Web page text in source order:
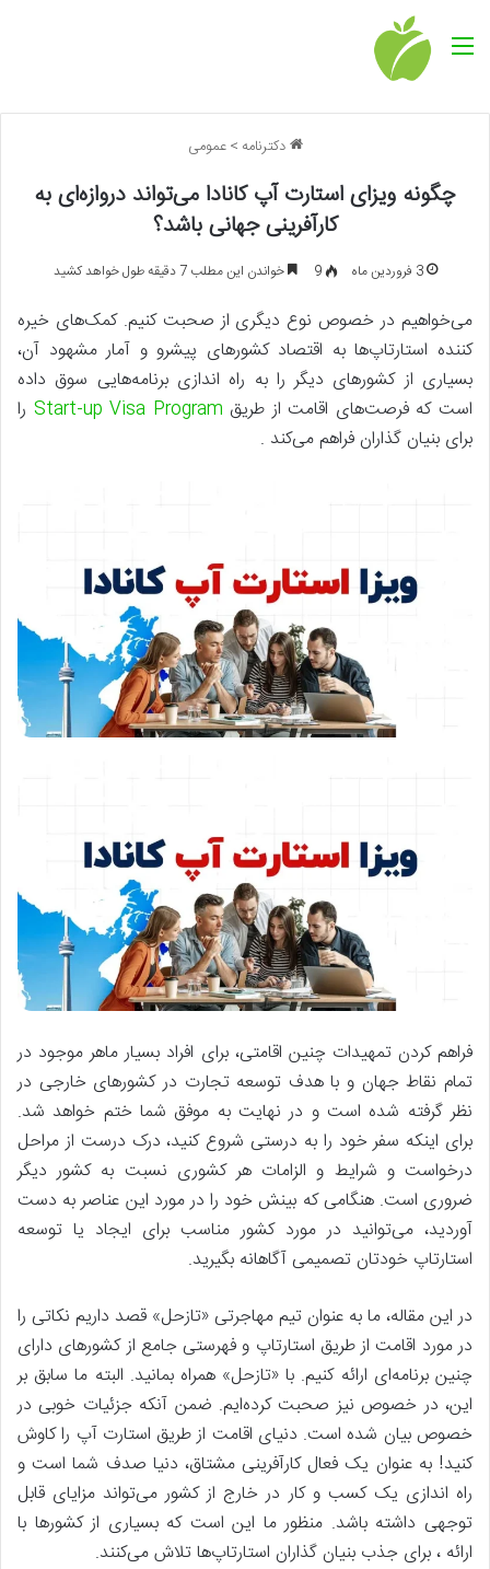
منو
دکترنامه > عمومی
چگونه ویزای استارت آپ کانادا می‌تواند دروازه‌ای به
کارآفرینی جهانی باشد؟
3 فروردین ماه 9 خواندن این مطلب 7 دقیقه طول خواهد کشید
می‌خواهیم در خصوص نوع دیگری از صحبت کنیم. کمک‌های خیره
کننده استارتاپ‌ها به اقتصاد کشورهای پیشرو و آمار مشهود آن،
بسیاری از کشورهای دیگر را به راه اندازی برنامه‌هایی سوق داده
است که فرصت‌های اقامت از طریق Start-up Visa Program را
برای بنیان گذاران فراهم می‌کند .
فراهم کردن تمهیدات چنین اقامتی، برای افراد بسیار ماهر موجود در
تمام نقاط جهان و با هدف توسعه تجارت در کشورهای خارجی در
نظر گرفته شده است و در نهایت به موفق شما ختم خواهد شد.
برای اینکه سفر خود را به درستی شروع کنید، درک درست از مراحل
درخواست و شرایط و الزامات هر کشوری نسبت به کشور دیگر
ضروری است. هنگامی که بینش خود را در مورد این عناصر به دست
آوردید، می‌توانید در مورد کشور مناسب برای ایجاد یا توسعه
استارتاپ خودتان تصمیمی آگاهانه بگیرید.
در این مقاله، ما به عنوان تیم مهاجرتی «تازحل» قصد داریم نکاتی را
در مورد اقامت از طریق استارتاپ و فهرستی جامع از کشورهای دارای
چنین برنامه‌ای ارائه کنیم. با «تازحل» همراه بمانید. البته ما سابق بر
این، در خصوص نیز صحبت کرده‌ایم. ضمن آنکه جزئیات خوبی در
خصوص بیان شده است. دنیای اقامت از طریق استارت آپ را کاوش
کنید! به عنوان یک فعال کارآفرینی مشتاق، دنیا صدف شما است و
راه اندازی یک کسب و کار در خارج از کشور می‌تواند مزایای قابل
توجهی داشته باشد. منظور ما این است که بسیاری از کشورها با
ارائه ، برای جذب بنیان گذاران استارتاپ‌ها تلاش می‌کنند.